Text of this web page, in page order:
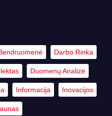
Darbo Rinka
Duomenų Analizė
Informacija Inovacijos